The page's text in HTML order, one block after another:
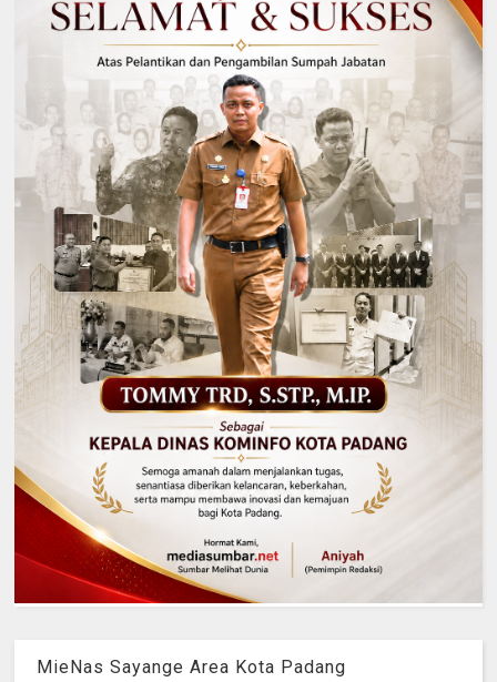
MieNas Sayange Area Kota Padang